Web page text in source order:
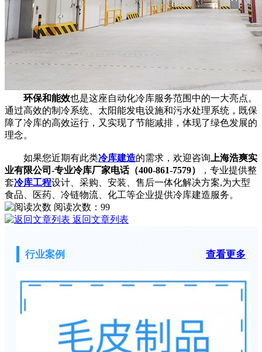
环保和能效也是这座自动化冷库服务范围中的一大亮点。
通过高效的制冷系统、太阳能发电设施和污水处理系统，既保
障了冷库的高效运行，又实现了节能减排，体现了绿色发展的
理念。
如果您近期有此类冷库建造的需求，欢迎咨询 上海浩爽实
业有限公司-专业冷库厂家电话（400-861-7579）
，专业提供整
套冷库工程设计、采购、安装、售后一体化解决方案,为大型
食品、医药、冷链物流、化工等企业提供冷库建造服务。
阅读次数： 99
返回文章列表
行业案例 查看更多